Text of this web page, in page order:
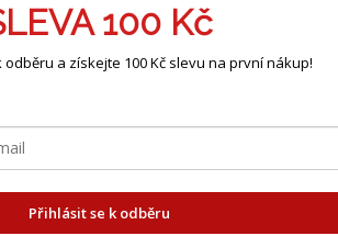
blízkým chvíle opravdového
balení, nádherná vůně a pečující
příležitost:
svátku nebo jen tak pro
kamarádku i kolegyni
100 Kč
a získejte 100 Kč slevu na první nákup!
Přihlásit se k odběru